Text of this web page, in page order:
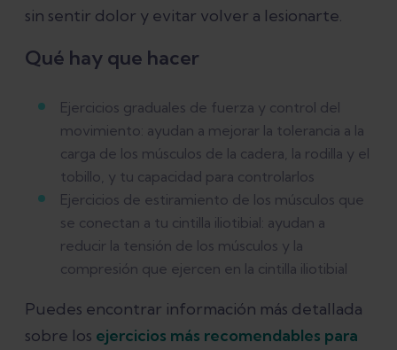
sin sentir dolor y evitar volver a lesionarte.
Qué hay que hacer
Ejercicios graduales de fuerza y control del
movimiento: ayudan a mejorar la tolerancia a la
carga de los músculos de la cadera, la rodilla y el
tobillo, y tu capacidad para controlarlos
Ejercicios de estiramiento de los músculos que
se conectan a tu cintilla iliotibial: ayudan a
reducir la tensión de los músculos y la
compresión que ejercen en la cintilla iliotibial
Puedes encontrar información más detallada
sobre los ejercicios más recomendables para